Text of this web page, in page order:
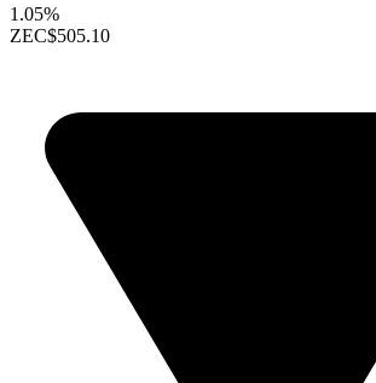
1.05%
ZEC$505.10